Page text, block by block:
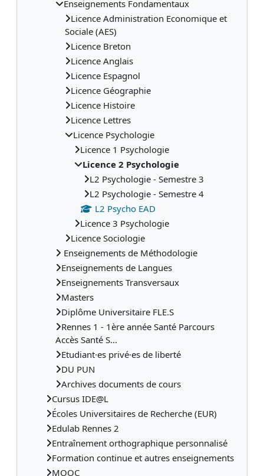
Enseignements Fondamentaux
Licence Administration Economique et
Sociale (AES)
Licence Breton
Licence Anglais
Licence Espagnol
Licence Géographie
Licence Histoire
Licence Lettres
Licence Psychologie
Licence 1 Psychologie
Licence 2 Psychologie
L2 Psychologie - Semestre 3
L2 Psychologie - Semestre 4
L2 Psycho EAD
Licence 3 Psychologie
Licence Sociologie
Enseignements de Méthodologie
Enseignements de Langues
Enseignements Transversaux
Masters
Diplôme Universitaire FLE.S
Rennes 1 - 1ère année Santé Parcours
Accès Santé S...
Etudiant·es privé·es de liberté
DU PUN
Archives documents de cours
Cursus IDE@L
Écoles Universitaires de Recherche (EUR)
Edulab Rennes 2
Entraînement orthographique personnalisé
Formation continue et autres enseignements
MOOC